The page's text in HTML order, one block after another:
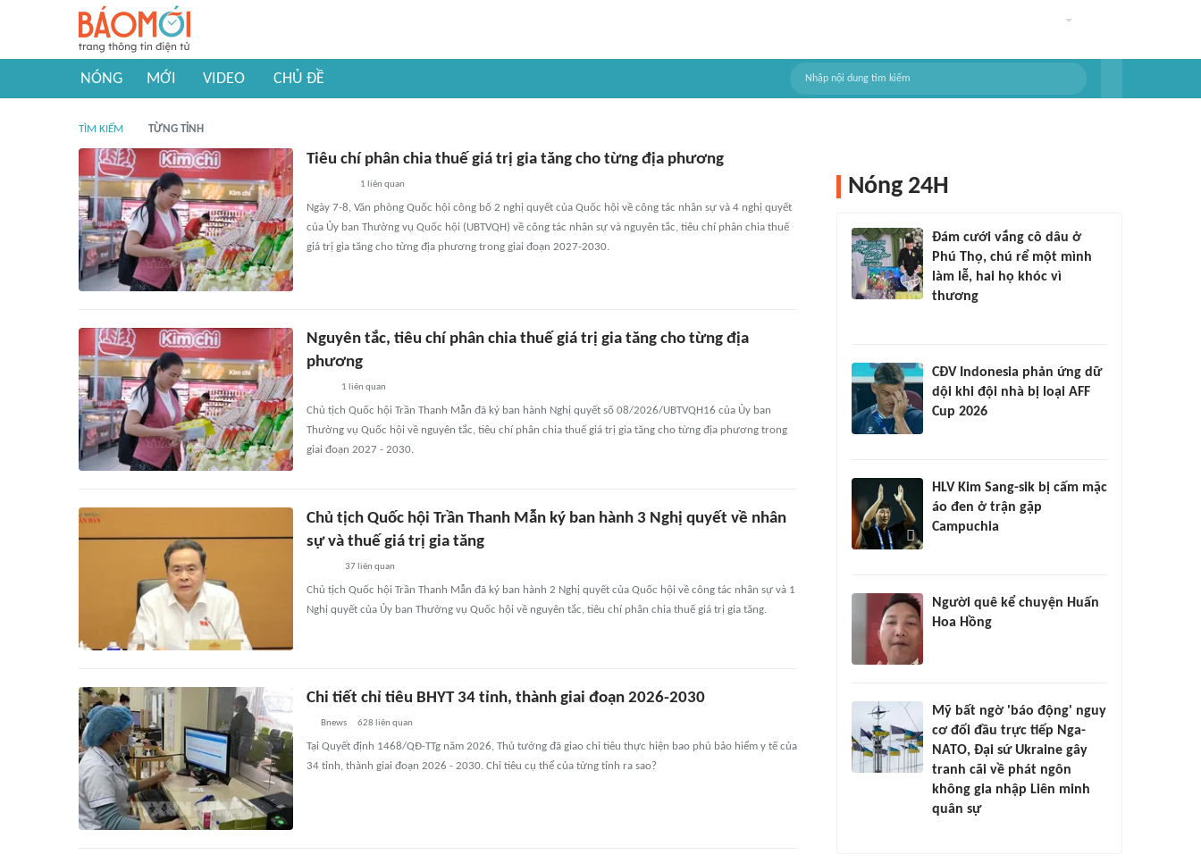
NÓNG MỚI VIDEO CHỦ ĐỀ
TÌM KIẾM TỪNG TỈNH
Tiêu chí phân chia thuế giá trị gia tăng cho từng địa phương
1 liên quan
Ngày 7-8, Văn phòng Quốc hội công bố 2 nghị quyết của Quốc hội về công tác nhân sự và 4 nghị quyết
của Ủy ban Thường vụ Quốc hội (UBTVQH) về công tác nhân sự và nguyên tắc, tiêu chí phân chia thuế
giá trị gia tăng cho từng địa phương trong giai đoạn 2027-2030.
Nguyên tắc, tiêu chí phân chia thuế giá trị gia tăng cho từng địa
phương
1 liên quan
Chủ tịch Quốc hội Trần Thanh Mẫn đã ký ban hành Nghị quyết số 08/2026/UBTVQH16 của Ủy ban
Thường vụ Quốc hội về nguyên tắc, tiêu chí phân chia thuế giá trị gia tăng cho từng địa phương trong
giai đoạn 2027 - 2030.
Chủ tịch Quốc hội Trần Thanh Mẫn ký ban hành 3 Nghị quyết về nhân
sự và thuế giá trị gia tăng
37liên quan
Chủ tịch Quốc hội Trần Thanh Mẫn đã ký ban hành 2 Nghị quyết của Quốc hội về công tác nhân sự và 1
Nghị quyết của Ủy ban Thường vụ Quốc hội về nguyên tắc, tiêu chí phân chia thuế giá trị gia tăng.
Chi tiết chỉ tiêu BHYT 34 tỉnh, thành giai đoạn 2026-2030
Bnews 628 liên quan
Tại Quyết định 1468/QĐ-TTg năm 2026, Thủ tướng đã giao chỉ tiêu thực hiện bao phủ bảo hiểm y tế của
34 tỉnh, thành giai đoạn 2026 - 2030. Chỉ tiêu cụ thể của từng tỉnh ra sao?
Nóng 24H
Đám cưới vắng cô dâu ở
Phú Thọ, chú rể một mình
làm lễ, hai họ khóc vì
thương
CĐV Indonesia phản ứng dữ
dội khi đội nhà bị loại AFF
Cup 2026
HLV Kim Sang-sik bị cấm mặc
áo đen ở trận gặp
Campuchia
Người quê kể chuyện Huấn
Hoa Hồng
Mỹ bất ngờ 'báo động' nguy
cơ đối đầu trực tiếp Nga-
NATO, Đại sứ Ukraine gây
tranh cãi về phát ngôn
không gia nhập Liên minh
quân sự